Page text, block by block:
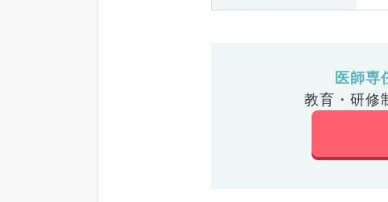
医師専
教育・研修